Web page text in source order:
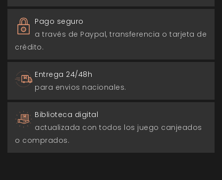
Pago seguro
a través de Paypal, transferencia o tarjeta de
crédito.
Entrega 24/48h
para envios nacionales.
Biblioteca digital
actualizada con todos los juego canjeados
o comprados.